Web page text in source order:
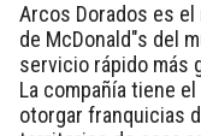
Arcos Dorados es
de McDonald"s del
servicio rápido más
La compañía tiene
otorgar franquicias